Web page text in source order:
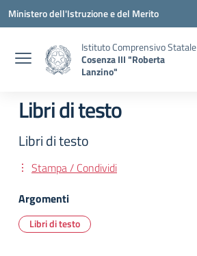
Vai ai contenuti
Vai al menu di navigazione
Vai al footer
Ministero dell'Istruzione e del Merito
Istituto Comprensivo Statale
Cosenza III "Roberta
Lanzino"
Libri di testo
Libri di testo
Stampa / Condividi
Argomenti
Libri di testo